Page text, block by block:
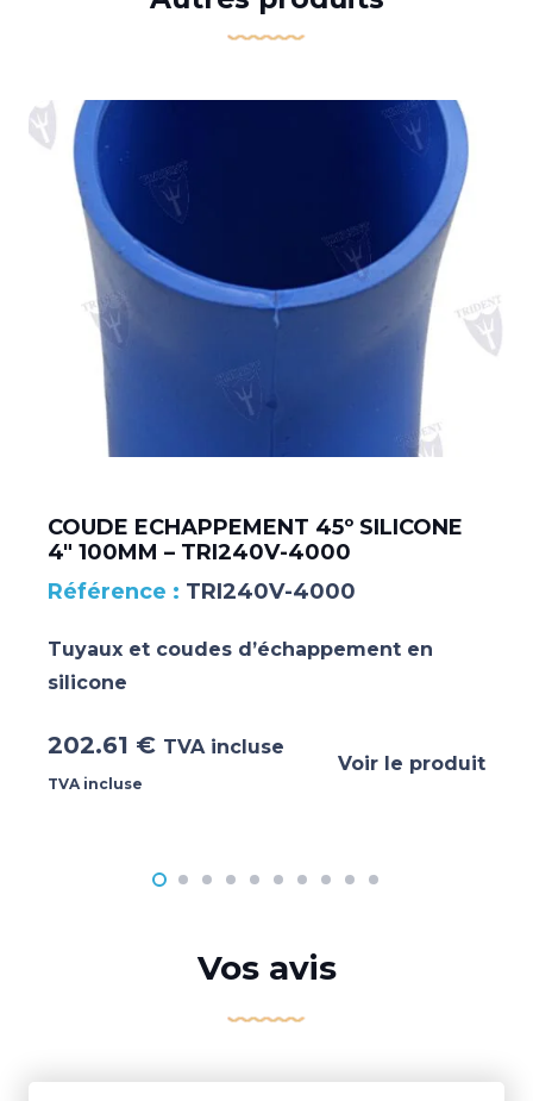
COUDE ECHAPPEMENT 45º SILICONE
4″ 100MM – TRI240V-4000
TRI240V-4000
Tuyaux et coudes d’échappement en
silicone
202.61 € TVA incluse
TVA incluse
Voir le produit
Vos avis